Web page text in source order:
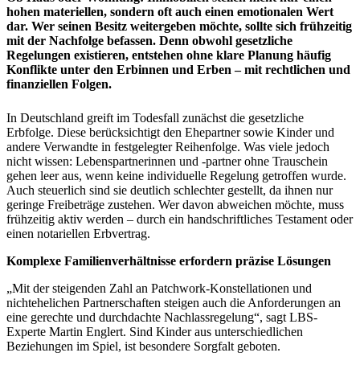
hohen materiellen, sondern oft auch einen emotionalen Wert
dar. Wer seinen Besitz weitergeben möchte, sollte sich frühzeitig
mit der Nachfolge befassen. Denn obwohl gesetzliche
Regelungen existieren, entstehen ohne klare Planung häufig
Konflikte unter den Erbinnen und Erben – mit rechtlichen und
finanziellen Folgen.
In Deutschland greift im Todesfall zunächst die gesetzliche
Erbfolge. Diese berücksichtigt den Ehepartner sowie Kinder und
andere Verwandte in festgelegter Reihenfolge. Was viele jedoch
nicht wissen: Lebenspartnerinnen und -partner ohne Trauschein
gehen leer aus, wenn keine individuelle Regelung getroffen wurde.
Auch steuerlich sind sie deutlich schlechter gestellt, da ihnen nur
geringe Freibeträge zustehen. Wer davon abweichen möchte, muss
frühzeitig aktiv werden – durch ein handschriftliches Testament oder
einen notariellen Erbvertrag.
Komplexe Familienverhältnisse erfordern präzise Lösungen
„Mit der steigenden Zahl an Patchwork-Konstellationen und
nichtehelichen Partnerschaften steigen auch die Anforderungen an
eine gerechte und durchdachte Nachlassregelung“, sagt LBS-
Experte Martin Englert. Sind Kinder aus unterschiedlichen
Beziehungen im Spiel, ist besondere Sorgfalt geboten.